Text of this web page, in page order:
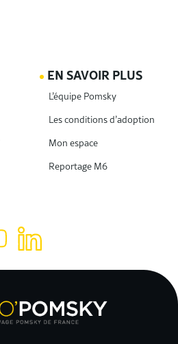
EN SAVOIR PLUS
L’équipe Pomsky
Les conditions d’adoption
Mon espace
Reportage M6